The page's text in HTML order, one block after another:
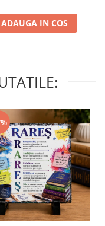
ADAUGA IN COS